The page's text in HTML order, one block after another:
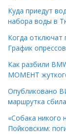
Куда приедут
набора воды в
Когда
График
Как разбили
МОМЕНТ
Опубликовано
маршрутка
«Собака никого
Пойковским: